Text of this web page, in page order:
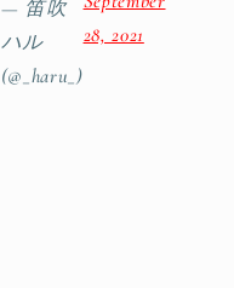
— 笛吹
ハル
(@_haru_)
28, 2021